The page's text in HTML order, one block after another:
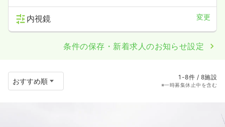
内視鏡 変更
条件の保存・新着求人のお知らせ設定
1-8件 / 8施設
※一時募集休止中を含む